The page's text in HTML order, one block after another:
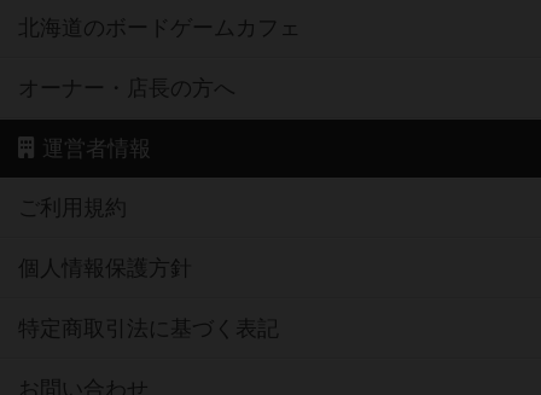
北海道のボードゲームカフェ
オーナー・店長の方へ
運営者情報
ご利用規約
個人情報保護方針
特定商取引法に基づく表記
お問い合わせ